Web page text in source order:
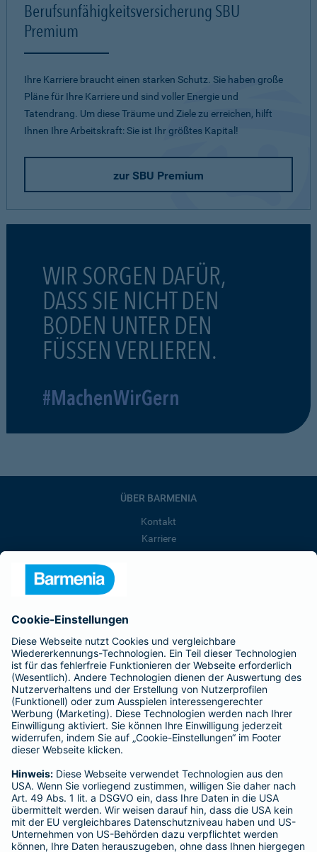
Berufsunfähigkeitsversicherung SBU
Premium
Ihre Karriere braucht einen starken Schutz. Sie haben große
Pläne für Ihre Karriere und sind voller Energie und
Tatendrang. Um diese Träume und Ziele zu erreichen, hilft
Ihnen Ihre Arbeitskraft: Sie ist Ihr größtes Kapital!
zur SBU Premium
WIR SORGEN DAFÜR,
DASS SIE NICHT DEN
BODEN UNTER DEN
FÜSSEN VERLIEREN.
#MachenWirGern
ÜBER BARMENIA
Kontakt
Karriere
Barmenia ist Teil der BarmeniaGothaer
BELIEBTE SEITEN
Kranken-Zusatzversicherung
Tierversicherungen
Haftpflichtversicherung
Hausratversicherung
Adresse ändern
Schaden melden
Kilometerstandsmeldung
Serviceübersicht